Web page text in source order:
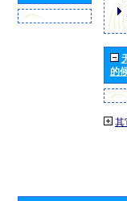
的
其